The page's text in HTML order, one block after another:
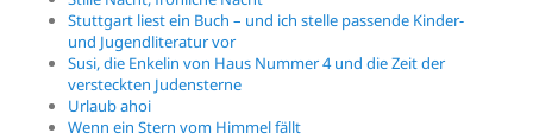
Stuttgart liest ein Buch – und ich stelle passende Kinder-
und Jugendliteratur vor
Susi, die Enkelin von Haus Nummer 4 und die Zeit der
versteckten Judensterne
Urlaub ahoi
Wenn ein Stern vom Himmel fällt